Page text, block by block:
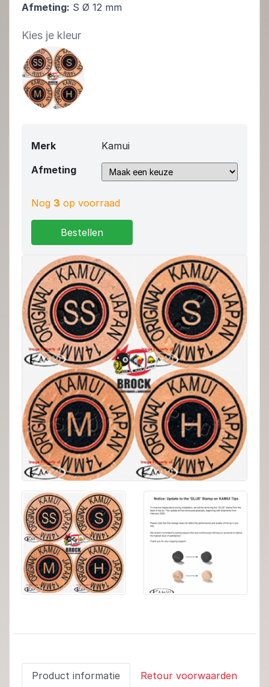
Afmeting: S Ø 12 mm
Kies je kleur
Merk
Kamui
Afmeting
Nog 3 op voorraad
Bestellen
Product informatie Retour voorwaarden